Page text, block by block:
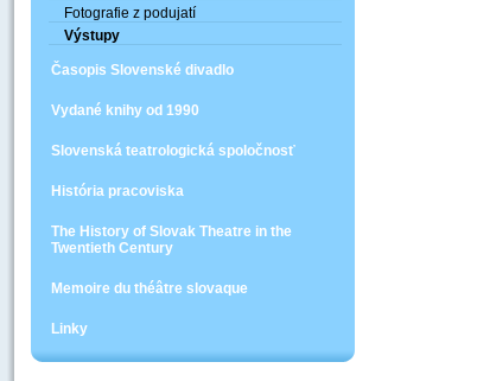
Fotografie z podujatí
Výstupy
Časopis Slovenské divadlo
Vydané knihy od 1990
Slovenská teatrologická spoločnosť
História pracoviska
The History of Slovak Theatre in the
Twentieth Century
Memoire du théâtre slovaque
Linky